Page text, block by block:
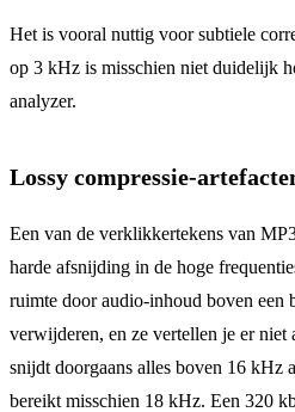
Het is vooral nuttig voor subtiele
op 3 kHz is misschien niet duidelijk
analyzer.
Lossy compressie-
Een van de verklikkertekens van
harde afsnijding in de hoge
ruimte door audio-inhoud boven een
verwijderen, en ze vertellen je er
snijdt doorgaans alles boven 16 kHz
bereikt misschien 18 kHz. Een 320